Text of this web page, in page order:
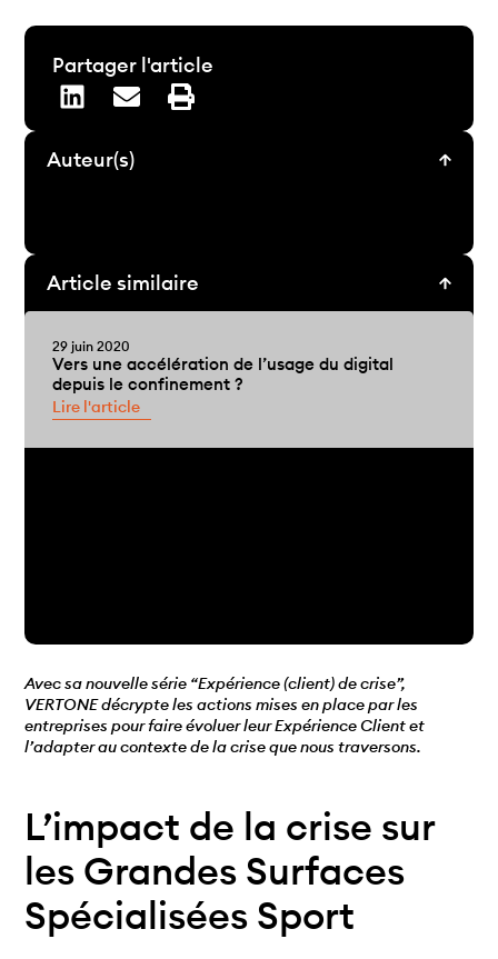
Avec sa nouvelle série “Expérience (client) de crise”,
VERTONE décrypte les actions mises en place par les
entreprises pour faire évoluer leur Expérience Client et
l’adapter au contexte de la crise que nous traversons.
L’impact de la crise sur
les Grandes Surfaces
Spécialisées Sport
Partager l'article
Auteur(s)
Article similaire
29 juin 2020
Vers une accélération de l’usage du digital
depuis le confinement ?
Lire l'article